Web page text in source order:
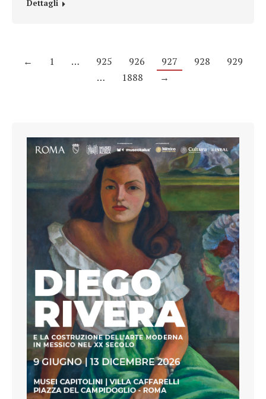
Dettagli
← 1 … 925 926 927 928
929
…
1888 →